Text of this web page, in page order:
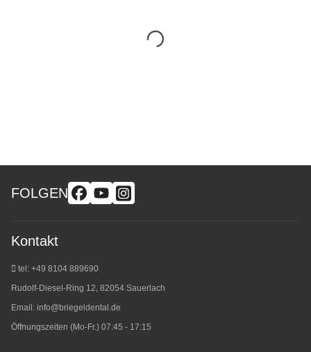
FOLGEN
Kontakt
tel: +49 8104 889690
Rudolf-Diesel-Ring 12, 82054 Sauerlach
Email: info@briegeldental.de
Öffnungszeiten (Mo-Fr.) 07:45 - 17:15